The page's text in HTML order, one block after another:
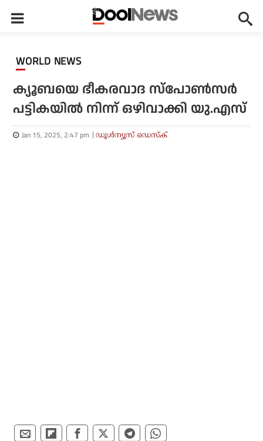
WORLD NEWS
ക്യൂബയെ ഭീകരവാദ സ്പോണ്‍സര്‍
പട്ടികയില്‍ നിന്ന് ഒഴിവാക്കി യു.എസ്
Jan 15, 2025, 2:47 pm ഡൂള്‍ന്യൂസ് ഡെസ്‌ക്